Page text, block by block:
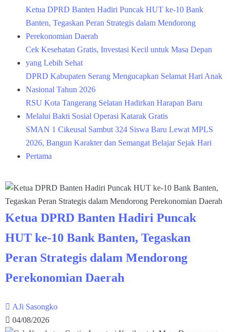
Ketua DPRD Banten Hadiri Puncak HUT ke-10 Bank
Banten, Tegaskan Peran Strategis dalam Mendorong
Perekonomian Daerah
Cek Kesehatan Gratis, Investasi Kecil untuk Masa Depan
yang Lebih Sehat
DPRD Kabupaten Serang Mengucapkan Selamat Hari Anak
Nasional Tahun 2026
RSU Kota Tangerang Selatan Hadirkan Harapan Baru
Melalui Bakti Sosial Operasi Katarak Gratis
SMAN 1 Cikeusal Sambut 324 Siswa Baru Lewat MPLS
2026, Bangun Karakter dan Semangat Belajar Sejak Hari
Pertama
Ketua DPRD Banten Hadiri Puncak
HUT ke-10 Bank Banten, Tegaskan
Peran Strategis dalam Mendorong
Perekonomian Daerah
AJi Sasongko
04/08/2026